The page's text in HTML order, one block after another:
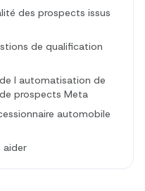
des prospects issus
de qualification
l automatisation de
prospects Meta
automobile
aider